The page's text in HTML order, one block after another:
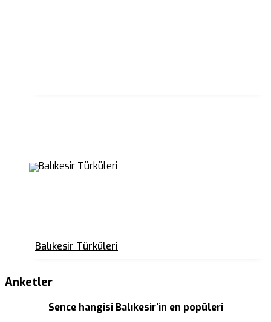
Balıkesir Türküleri
Anketler
Sence hangisi Balıkesir'in en popüleri